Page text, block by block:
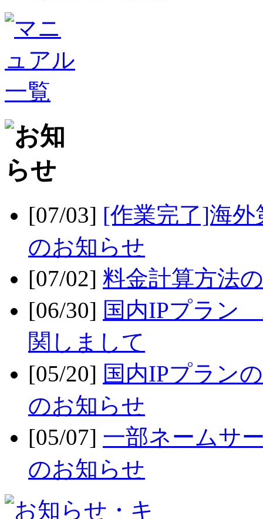
[07/03] [作業完了]海
のお知らせ
[07/02] 料金計算方法
[06/30] 国内IPプラン
関しまして
[05/20] 国内IPプラン
のお知らせ
[05/07] 一部ネームサ
のお知らせ